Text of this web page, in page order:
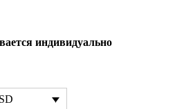
индивидуально